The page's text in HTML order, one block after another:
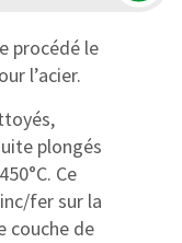
procédé le
l’acier.
plongés
Ce
fer sur la
couche de